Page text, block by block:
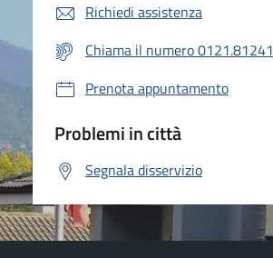
Richiedi assistenza
Chiama il numero 0121.81241
Prenota appuntamento
Problemi in città
Segnala disservizio